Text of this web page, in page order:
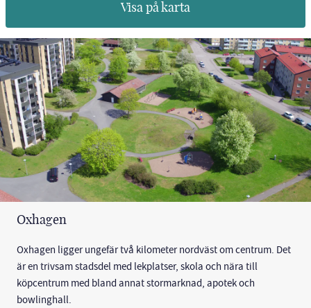
Visa på karta
Oxhagen
Oxhagen ligger ungefär två kilometer nordväst om centrum. Det
är en trivsam stadsdel med lekplatser, skola och nära till
köpcentrum med bland annat stormarknad, apotek och
bowlinghall.